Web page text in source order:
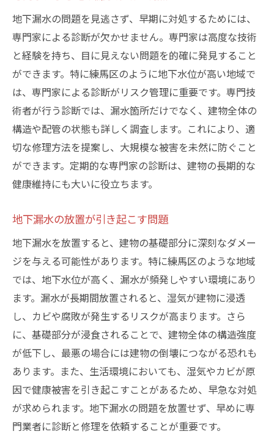
専門家のアドバイスを活用する
コミュニティでの情報共有と協力
地下漏水修理にかかる費用と施工期間について
修理費用の内訳とそのポイント
予算に応じた修理プランの選び方
施工期間の目安とスケジュール管理
緊急時の対応とコスト比較
無駄な費用を避けるためのポイント
地下漏水による建物への影響とその対策方法
建物の基礎部分への影響とは
地下漏水がもたらす長期的なダメージ
健康被害を防ぐための対策
建物の資産価値を守る方法
迅速な対応が重要な理由
専門家による建物診断の利点
練馬区での地下漏水修理の成功事例とその教訓
成功事例から学ぶ地下漏水修理のポイント
具体的な修理プロジェクトの紹介
実際の修理過程とその結果
地下漏水の問題を見逃さず、早期に対処するためには、
専門家による診断が欠かせません。専門家は高度な技術
と経験を持ち、目に見えない問題を的確に発見すること
ができます。特に練馬区のように地下水位が高い地域で
は、専門家による診断がリスク管理に重要です。専門技
術者が行う診断では、漏水箇所だけでなく、建物全体の
構造や配管の状態も詳しく調査します。これにより、適
切な修理方法を提案し、大規模な被害を未然に防ぐこと
ができます。定期的な専門家の診断は、建物の長期的な
健康維持にも大いに役立ちます。
地下漏水の放置が引き起こす問題
地下漏水を放置すると、建物の基礎部分に深刻なダメー
ジを与える可能性があります。特に練馬区のような地域
では、地下水位が高く、漏水が頻発しやすい環境にあり
ます。漏水が長期間放置されると、湿気が建物に浸透
し、カビや腐敗が発生するリスクが高まります。さら
に、基礎部分が浸食されることで、建物全体の構造強度
が低下し、最悪の場合には建物の倒壊につながる恐れも
あります。また、生活環境においても、湿気やカビが原
因で健康被害を引き起こすことがあるため、早急な対処
が求められます。地下漏水の問題を放置せず、早めに専
門業者に診断と修理を依頼することが重要です。